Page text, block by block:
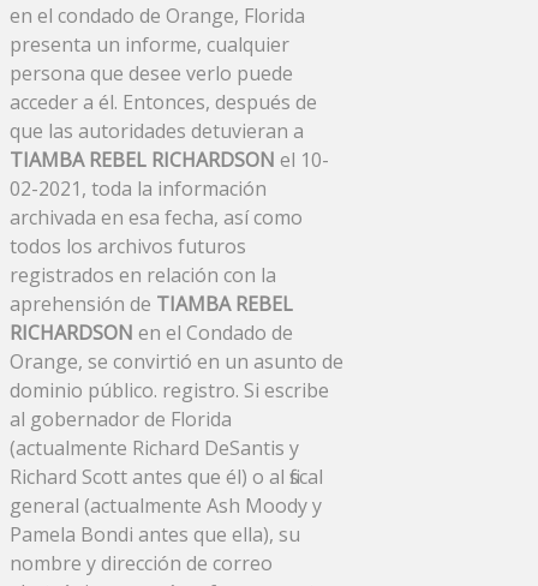
en el condado de Orange, Florida
presenta un informe, cualquier
persona que desee verlo puede
acceder a él. Entonces, después de
que las autoridades detuvieran a
TIAMBA REBEL RICHARDSON el 10-
02-2021, toda la información
archivada en esa fecha, así como
todos los archivos futuros
registrados en relación con la
aprehensión de TIAMBA REBEL
RICHARDSON en el Condado de
Orange, se convirtió en un asunto de
dominio público. registro. Si escribe
al gobernador de Florida
(actualmente Richard DeSantis y
Richard Scott antes que él) o al fiscal
general (actualmente Ash Moody y
Pamela Bondi antes que ella), su
nombre y dirección de correo